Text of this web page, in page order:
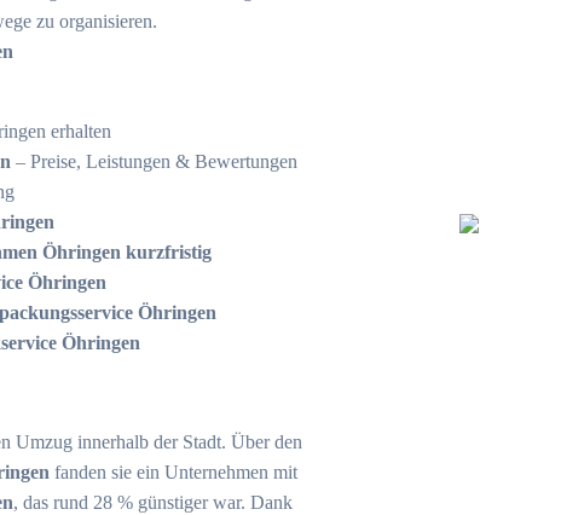
zu organisieren.
erhalten
– Preise, Leistungen & Bewertungen
Öhringen kurzfristig
Öhringen
Öhringen
Öhringen
Umzug innerhalb der Stadt. Über den
fanden sie ein Unternehmen mit
, das rund 28 % günstiger war. Dank